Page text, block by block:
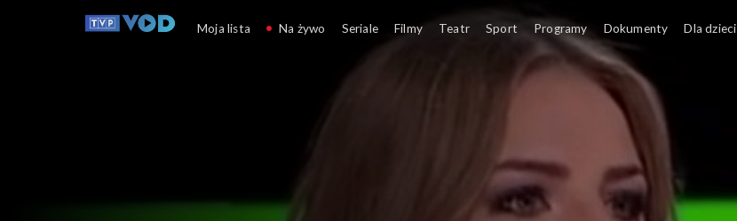
Moja lista Na żywo Seriale Filmy Teatr Sport Programy Dokumenty Dla dzieci